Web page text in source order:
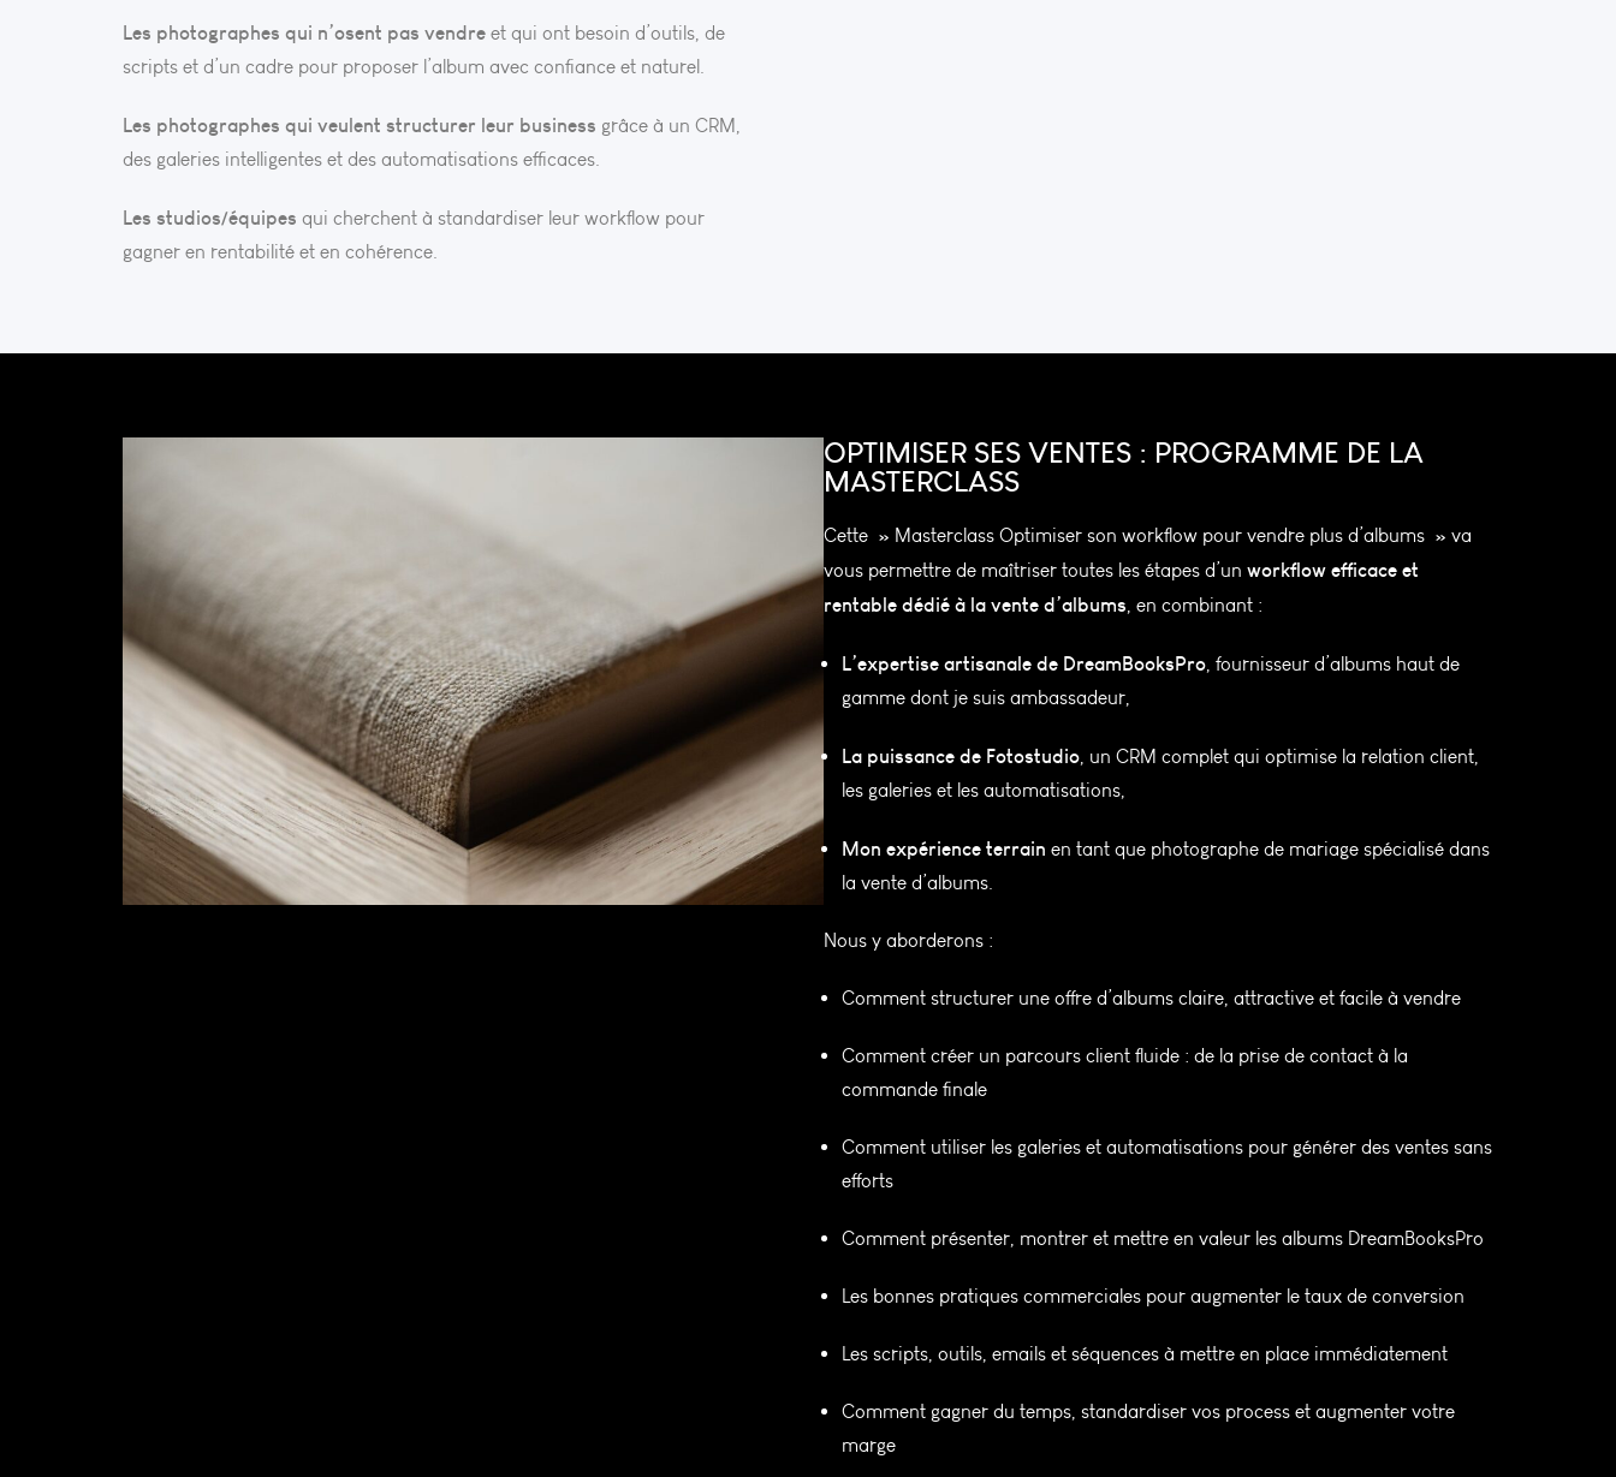
Les photographes qui n’osent pas vendre et qui ont besoin d’outils, de
scripts et d’un cadre pour proposer l’album avec confiance et naturel.
Les photographes qui veulent structurer leur business grâce à un CRM,
des galeries intelligentes et des automatisations efficaces.
Les studios/équipes qui cherchent à standardiser leur workflow pour
gagner en rentabilité et en cohérence.
OPTIMISER SES VENTES : PROGRAMME DE LA
MASTERCLASS
Cette » Masterclass Optimiser son workflow pour vendre plus d’albums » va
vous permettre de maîtriser toutes les étapes d’un workflow efficace et
rentable dédié à la vente d’albums, en combinant :
L’expertise artisanale de DreamBooksPro, fournisseur d’albums haut de
gamme dont je suis ambassadeur,
La puissance de Fotostudio, un CRM complet qui optimise la relation client,
les galeries et les automatisations,
Mon expérience terrain en tant que photographe de mariage spécialisé dans
la vente d’albums.
Nous y aborderons :
Comment structurer une offre d’albums claire, attractive et facile à vendre
Comment créer un parcours client fluide : de la prise de contact à la
commande finale
Comment utiliser les galeries et automatisations pour générer des ventes sans
efforts
Comment présenter, montrer et mettre en valeur les albums DreamBooksPro
Les bonnes pratiques commerciales pour augmenter le taux de conversion
Les scripts, outils, emails et séquences à mettre en place immédiatement
Comment gagner du temps, standardiser vos process et augmenter votre
marge